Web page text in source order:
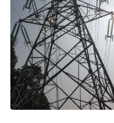
पर्यटन
भिडियो
छापा
खोज